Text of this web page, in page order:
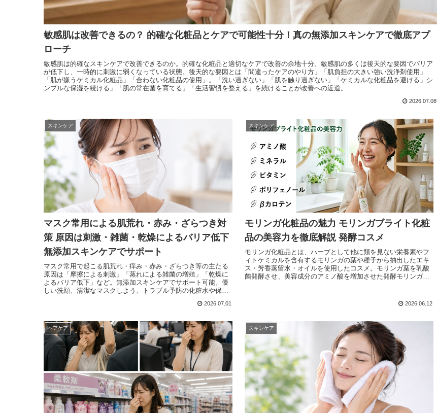
お手入れ手順
商品動画を見る
無添加 石鹸早見表
シャンプー早見表
化粧水早見表
敏感肌は改善できるの？ 的確な化粧品とケアで可能性十分！真の無添加スキンケアで徹底アプ
ローチ
敏感肌は的確なスキンケアで改善できるのか。的確な化粧品と適切なケアで改善の余地十分。敏感肌の多くは後天的な要因でバリア
が低下し、一時的に刺激に弱くなっている状態。後天的な要因とは「間違ったケアのやり方」「肌負担の大きい強い洗浄剤使用」
「肌が嫌うケミカル化粧品」「合わない化粧品の使用」。「洗い過ぎない」「肌を触り過ぎない」「ケミカルな化粧品を避ける」シ
ンプルな保湿を続ける」「肌の常在菌を育てる」「生活習慣を整える」を続けることが改善への近道。
2026.07.08
スキンケア
マスク常用による肌荒れ・赤み・ざらつき対
策 原因は刺激・雑菌・乾燥によるバリア低下
無添加スキンケアでサポート
マスク常用で起こる肌荒れ・痒み・赤み・ざらつき等の主たる
原因は「摩擦による刺激」「蒸れによる雑菌の増殖」「乾燥に
よるバリア低下」など。無添加スキンケアでサポート可能。優
しい洗顔、清潔なマスクしよう、トラブル予防の化粧水や保湿
2026.07.01
スキンケア
モリンガ化粧品の魅力 モリンガブライト化粧
品の美容力を徹底解説 発酵コスメ
モリンガ化粧品とは、ハーブとして他に類を見ない栄養素やフ
ィトケミカルを含有するモリンガの葉や種子から抽出したエキ
ス・芳香蒸留水・オイルを使用したコスメ。モリンガ葉を乳酸
菌発酵させ、美容成分のアミノ酸を増加させた発酵モリンガエ
2026.06.12
ヘアケア スキンケア